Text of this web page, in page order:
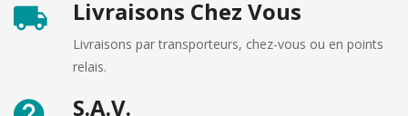
Livraisons Chez Vous
Livraisons par transporteurs, chez-vous ou en points
relais.
S.A.V.